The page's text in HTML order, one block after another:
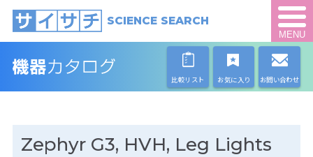
SCIENCE SEARCH
MENU
比較リスト お気に入り お問い合わせ
Zephyr G3, HVH, Leg Lights